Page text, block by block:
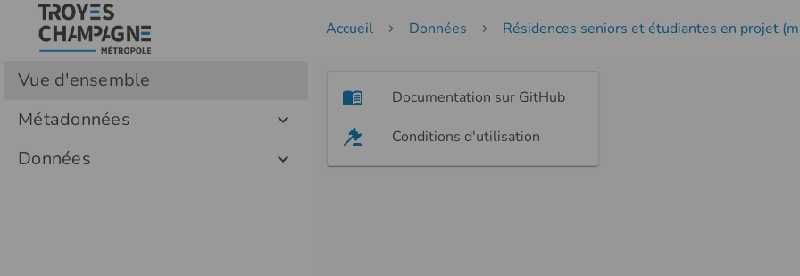
Accueil Données Résidences seniors et étudiantes en projet